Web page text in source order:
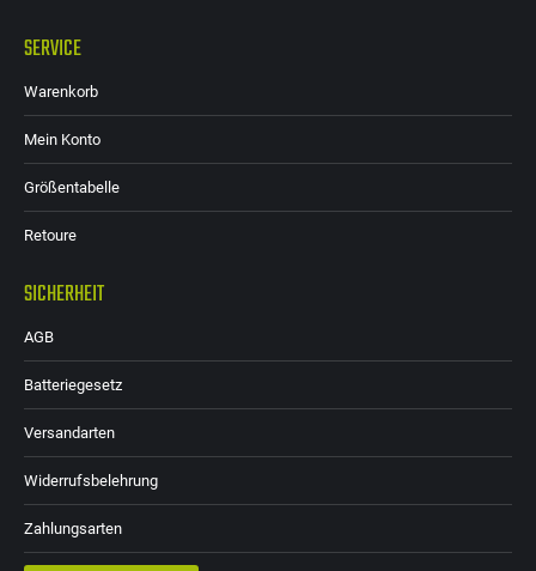
SERVICE
Warenkorb
Mein Konto
Größentabelle
Retoure
SICHERHEIT
AGB
Batteriegesetz
Versandarten
Widerrufsbelehrung
Zahlungsarten